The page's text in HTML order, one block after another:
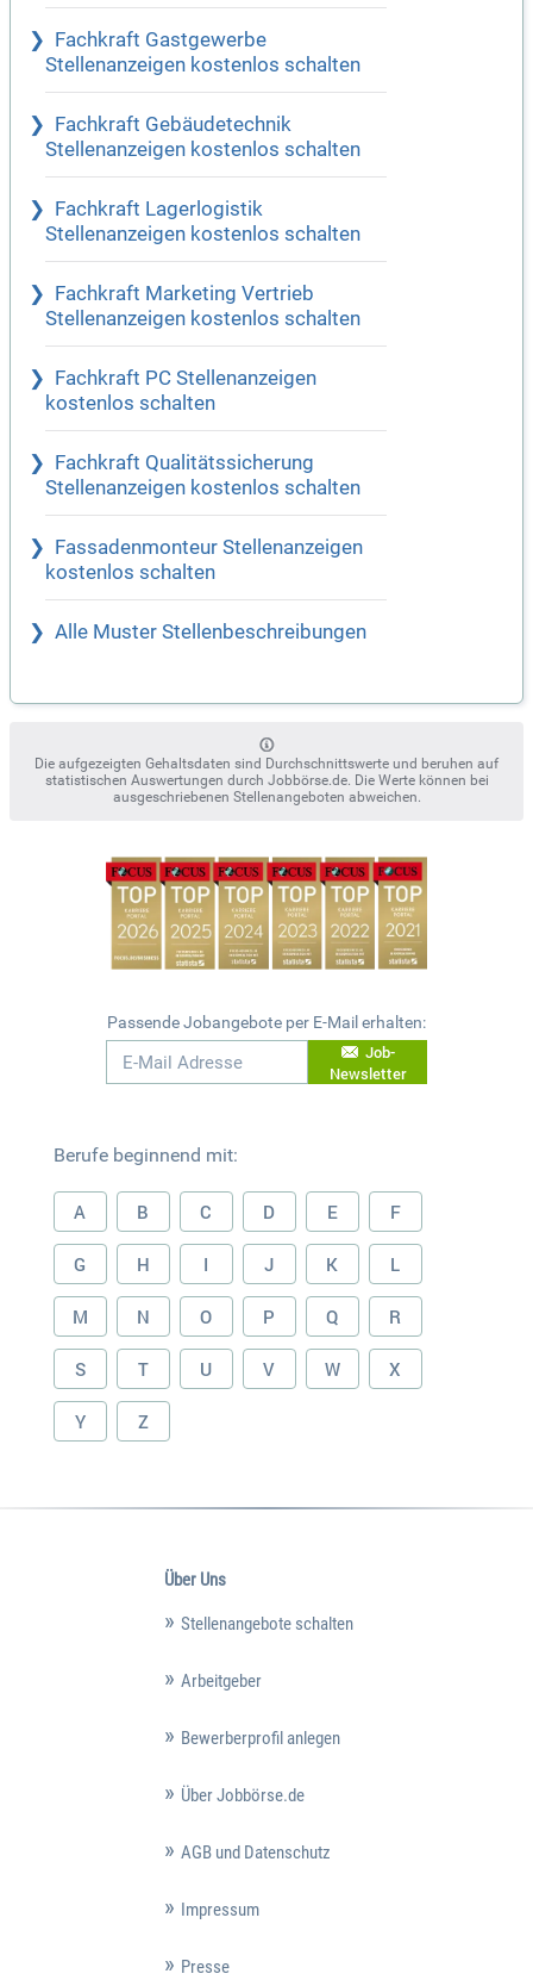
Fachkraft Gastgewerbe
Stellenanzeigen kostenlos schalten
Fachkraft Gebäudetechnik
Stellenanzeigen kostenlos schalten
Fachkraft Lagerlogistik
Stellenanzeigen kostenlos schalten
Fachkraft Marketing Vertrieb
Stellenanzeigen kostenlos schalten
Fachkraft PC Stellenanzeigen
kostenlos schalten
Fachkraft Qualitätssicherung
Stellenanzeigen kostenlos schalten
Fassadenmonteur Stellenanzeigen
kostenlos schalten
Alle Muster Stellenbeschreibungen
Die aufgezeigten Gehaltsdaten sind Durchschnittswerte und beruhen auf
statistischen Auswertungen durch Jobbörse.de. Die Werte können bei
ausgeschriebenen Stellenangeboten abweichen.
Passende Jobangebote per E-Mail erhalten:
Job-
Newsletter
Berufe beginnend mit:
A B C D E F
G H I J K L
M N O P Q R
S T U V W X
Y Z
Über Uns
Stellenangebote schalten
Arbeitgeber
Bewerberprofil anlegen
Über Jobbörse.de
AGB und Datenschutz
Impressum
Presse